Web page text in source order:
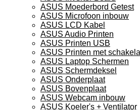
ASUS Moederbord Getest
ASUS Microfoon inbouw
ASUS LCD Kabel
ASUS Audio Printen
ASUS Printen USB
ASUS Printen met
ASUS Laptop Schermen
ASUS Schermdeksel
ASUS Onderplaat
ASUS Bovenplaat
ASUS Webcam inbouw
ASUS Koeler's + Ventilator